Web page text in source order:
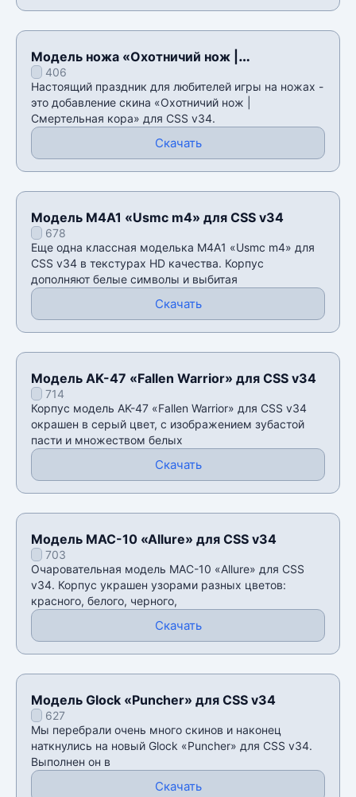
Модель ножа «Охотничий нож |
Смертельная кора» для CSS v34
406
Настоящий праздник для любителей игры на ножах -
это добавление скина «Охотничий нож |
Смертельная кора» для CSS v34.
Скачать
Модель M4A1 «Usmc m4» для CSS v34
678
Еще одна классная моделька M4A1 «Usmc m4» для
CSS v34 в текстурах HD качества. Корпус
дополняют белые символы и выбитая
Скачать
Модель AK-47 «Fallen Warrior» для CSS v34
714
Корпус модель AK-47 «Fallen Warrior» для CSS v34
окрашен в серый цвет, с изображением зубастой
пасти и множеством белых
Скачать
Модель MAC-10 «Allure» для CSS v34
703
Очаровательная модель MAC-10 «Allure» для CSS
v34. Корпус украшен узорами разных цветов:
красного, белого, черного,
Скачать
Модель Glock «Puncher» для CSS v34
627
Мы перебрали очень много скинов и наконец
наткнулись на новый Glock «Puncher» для CSS v34.
Выполнен он в
Скачать